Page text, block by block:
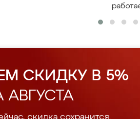
СКИДКУ В 5%
скидка сохранится.